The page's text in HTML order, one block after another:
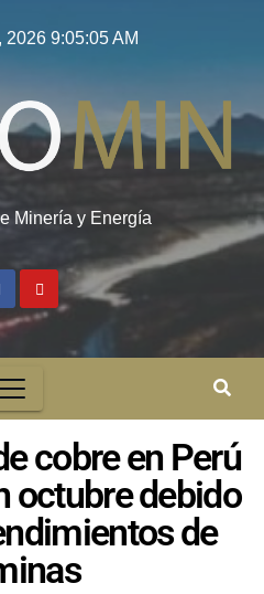
2026 9:05:05 AM
Minería y Energía
cobre en Perú
octubre debido
de